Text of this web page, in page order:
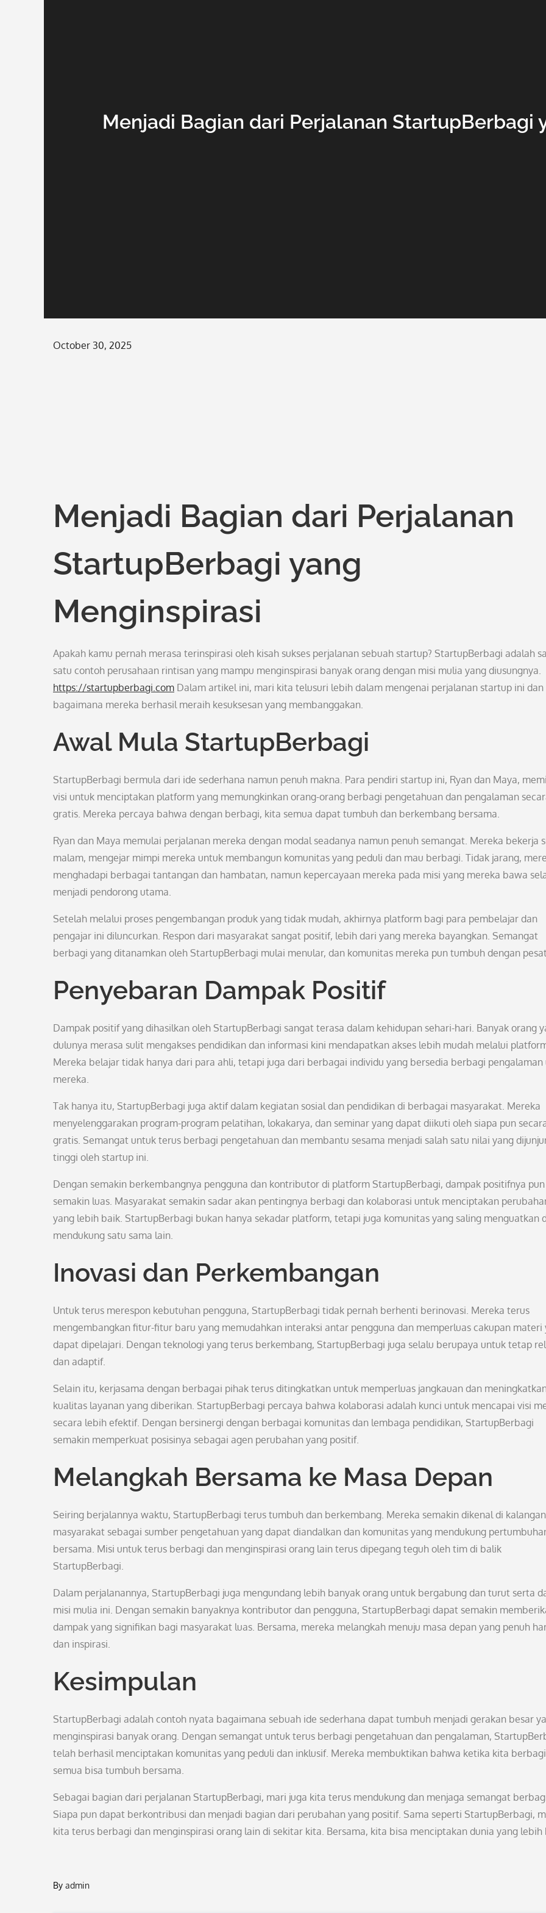
Menjadi Bagian dari Perjalanan StartupBerbagi
Posted
October 30, 2025
Menjadi Bagian dari Perjalanan
StartupBerbagi yang
Menginspirasi
Apakah kamu pernah merasa terinspirasi oleh kisah sukses perjalanan sebuah startup? StartupBerbagi adalah
satu contoh perusahaan rintisan yang mampu menginspirasi banyak orang dengan misi mulia yang diusungnya.
https://startupberbagi.com Dalam artikel ini, mari kita telusuri lebih dalam mengenai perjalanan startup ini dan
bagaimana mereka berhasil meraih kesuksesan yang membanggakan.
Awal Mula StartupBerbagi
StartupBerbagi bermula dari ide sederhana namun penuh makna. Para pendiri startup ini, Ryan dan Maya,
visi untuk menciptakan platform yang memungkinkan orang-orang berbagi pengetahuan dan pengalaman
gratis. Mereka percaya bahwa dengan berbagi, kita semua dapat tumbuh dan berkembang bersama.
Ryan dan Maya memulai perjalanan mereka dengan modal seadanya namun penuh semangat. Mereka bekerja
malam, mengejar mimpi mereka untuk membangun komunitas yang peduli dan mau berbagi. Tidak jarang,
menghadapi berbagai tantangan dan hambatan, namun kepercayaan mereka pada misi yang mereka bawa
menjadi pendorong utama.
Setelah melalui proses pengembangan produk yang tidak mudah, akhirnya platform bagi para pembelajar dan
pengajar ini diluncurkan. Respon dari masyarakat sangat positif, lebih dari yang mereka bayangkan. Semangat
berbagi yang ditanamkan oleh StartupBerbagi mulai menular, dan komunitas mereka pun tumbuh dengan
Penyebaran Dampak Positif
Dampak positif yang dihasilkan oleh StartupBerbagi sangat terasa dalam kehidupan sehari-hari. Banyak orang
dulunya merasa sulit mengakses pendidikan dan informasi kini mendapatkan akses lebih mudah melalui
Mereka belajar tidak hanya dari para ahli, tetapi juga dari berbagai individu yang bersedia berbagi pengalaman
mereka.
Tak hanya itu, StartupBerbagi juga aktif dalam kegiatan sosial dan pendidikan di berbagai masyarakat. Mereka
menyelenggarakan program-program pelatihan, lokakarya, dan seminar yang dapat diikuti oleh siapa pun
gratis. Semangat untuk terus berbagi pengetahuan dan membantu sesama menjadi salah satu nilai yang
tinggi oleh startup ini.
Dengan semakin berkembangnya pengguna dan kontributor di platform StartupBerbagi, dampak positifnya pun
semakin luas. Masyarakat semakin sadar akan pentingnya berbagi dan kolaborasi untuk menciptakan
yang lebih baik. StartupBerbagi bukan hanya sekadar platform, tetapi juga komunitas yang saling menguatkan
mendukung satu sama lain.
Inovasi dan Perkembangan
Untuk terus merespon kebutuhan pengguna, StartupBerbagi tidak pernah berhenti berinovasi. Mereka terus
mengembangkan fitur-fitur baru yang memudahkan interaksi antar pengguna dan memperluas cakupan materi
dapat dipelajari. Dengan teknologi yang terus berkembang, StartupBerbagi juga selalu berupaya untuk tetap
dan adaptif.
Selain itu, kerjasama dengan berbagai pihak terus ditingkatkan untuk memperluas jangkauan dan
kualitas layanan yang diberikan. StartupBerbagi percaya bahwa kolaborasi adalah kunci untuk mencapai visi
secara lebih efektif. Dengan bersinergi dengan berbagai komunitas dan lembaga pendidikan, StartupBerbagi
semakin memperkuat posisinya sebagai agen perubahan yang positif.
Melangkah Bersama ke Masa Depan
Seiring berjalannya waktu, StartupBerbagi terus tumbuh dan berkembang. Mereka semakin dikenal di kalangan
masyarakat sebagai sumber pengetahuan yang dapat diandalkan dan komunitas yang mendukung
bersama. Misi untuk terus berbagi dan menginspirasi orang lain terus dipegang teguh oleh tim di balik
StartupBerbagi.
Dalam perjalanannya, StartupBerbagi juga mengundang lebih banyak orang untuk bergabung dan turut serta
misi mulia ini. Dengan semakin banyaknya kontributor dan pengguna, StartupBerbagi dapat semakin
dampak yang signifikan bagi masyarakat luas. Bersama, mereka melangkah menuju masa depan yang penuh
dan inspirasi.
Kesimpulan
StartupBerbagi adalah contoh nyata bagaimana sebuah ide sederhana dapat tumbuh menjadi gerakan besar
menginspirasi banyak orang. Dengan semangat untuk terus berbagi pengetahuan dan pengalaman,
telah berhasil menciptakan komunitas yang peduli dan inklusif. Mereka membuktikan bahwa ketika kita
semua bisa tumbuh bersama.
Sebagai bagian dari perjalanan StartupBerbagi, mari juga kita terus mendukung dan menjaga semangat
Siapa pun dapat berkontribusi dan menjadi bagian dari perubahan yang positif. Sama seperti StartupBerbagi,
kita terus berbagi dan menginspirasi orang lain di sekitar kita. Bersama, kita bisa menciptakan dunia yang lebih
By admin